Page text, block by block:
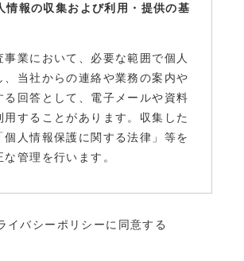
情報の収集および利用・提供の基
事業において、必要な範囲で個人
、当社からの連絡や業務の案内や
る回答として、電子メールや資料
用することがあります。収集した
個人情報保護に関する法律」等を
管理を行います。
イバシーポリシーに同意する